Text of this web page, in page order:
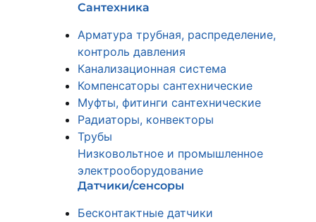
Сантехника
Арматура трубная, распределение,
контроль давления
Канализационная система
Компенсаторы сантехнические
Муфты, фитинги сантехнические
Радиаторы, конвекторы
Трубы
Низковольтное и промышленное
электрооборудование
Датчики/сенсоры
Бесконтактные датчики